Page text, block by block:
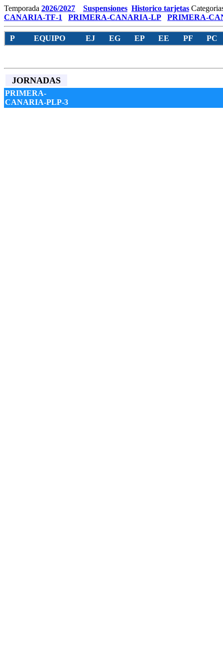
Temporada 2026/2027 Suspensiones Historico tarjetas
CANARIA-TF-1
PRIMERA-CANARIA-LP PRIMERA-
P EQUIPO EJ EG EP EE PF PC
JORNADAS
PRIMERA-
CANARIA-PLP-3